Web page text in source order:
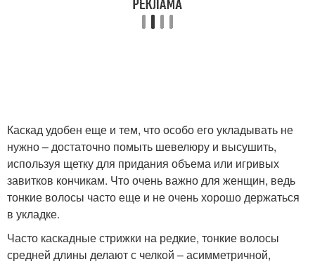
Каскад удобен еще и тем, что особо его укладывать не
нужно – достаточно помыть шевелюру и высушить,
используя щетку для придания объема или игривых
завитков кончикам. Что очень важно для женщин, ведь
тонкие волосы часто еще и не очень хорошо держаться
в укладке.
Часто каскадные стрижки на редкие, тонкие волосы
средней длины делают с челкой – асимметричной,